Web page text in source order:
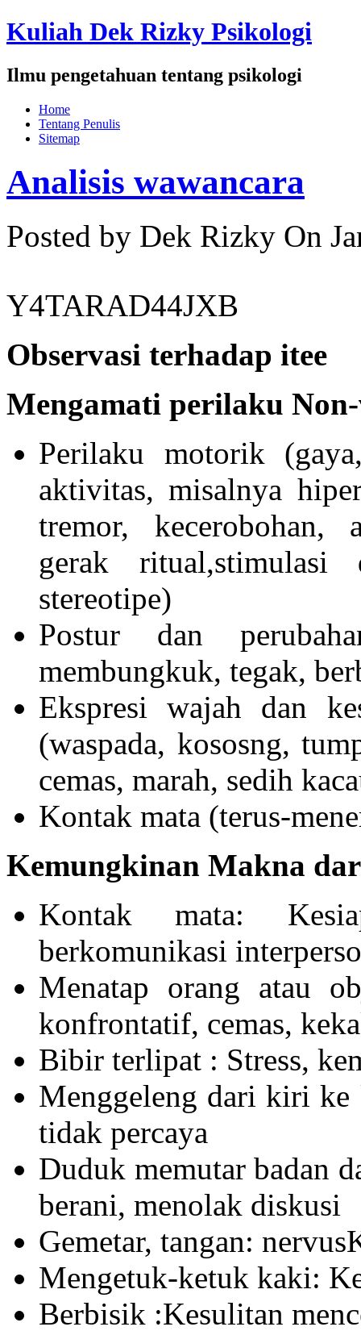
Kuliah Dek Rizky Psikologi
Ilmu pengetahuan tentang psikologi
Home
Tentang Penulis
Sitemap
Analisis wawancara
Posted by Dek Rizky On
Y4TARAD44JXB
Observasi terhadap itee
Mengamati perilaku
Perilaku motorik
aktivitas, misalnya
tremor, kecerobohan,
gerak
stereotipe)
Postur dan
membungkuk, tegak,
Ekspresi wajah dan
(waspada, kososng,
cemas, marah, sedih
Kontak mata (terus-
Kemungkinan Makna
Kontak mata:
berkomunikasi
Menatap orang atau
konfrontatif, cemas,
Bibir terlipat : Stress,
Menggeleng dari kiri ke
tidak percaya
Duduk memutar badan
berani, menolak diskusi
Gemetar, tangan:
Mengetuk-ketuk kaki:
Berbisik :Kesulitan